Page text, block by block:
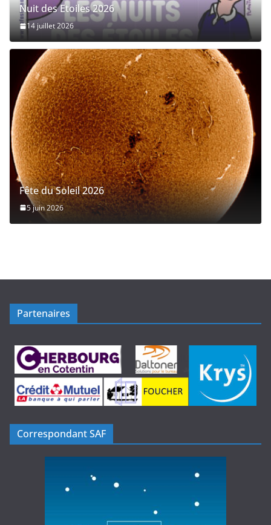
Nuit des Etoiles 2026
14 juillet 2026
Fête du Soleil 2026
5 juin 2026
Partenaires
Correspondant SAF